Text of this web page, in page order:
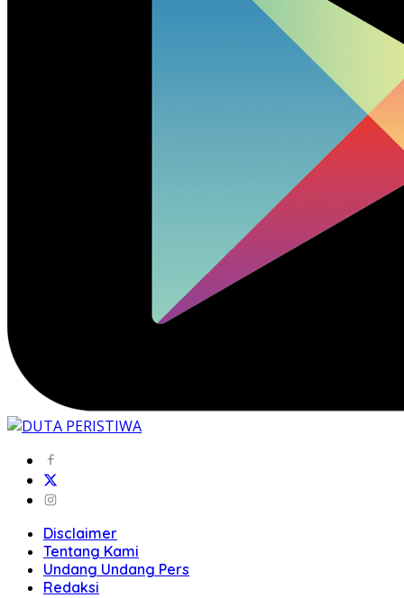
Disclaimer
Tentang Kami
Undang Undang Pers
Redaksi